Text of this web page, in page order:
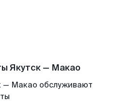
Якутск — Макао
— Макао обслуживают